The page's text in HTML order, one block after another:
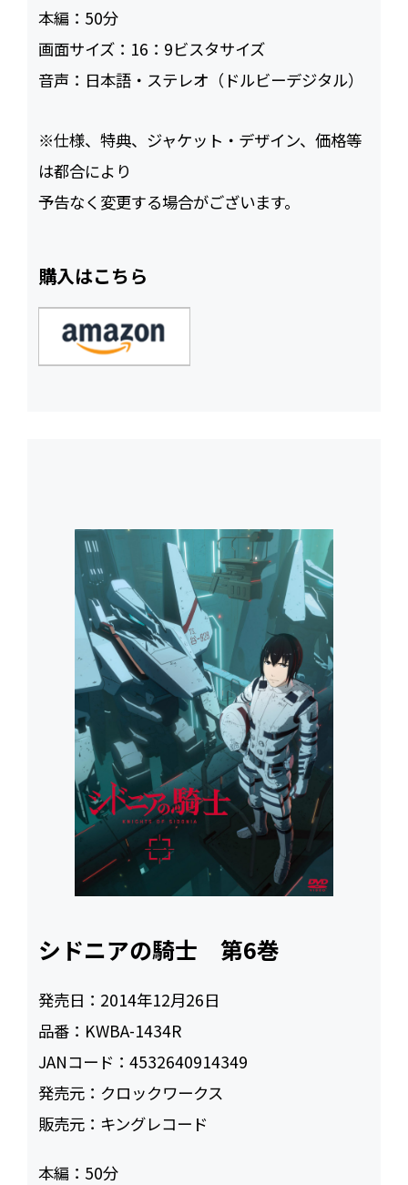
本編： 50
画面サイズ： 16：9ビスタサイズ
音声： 日本語・ステレオ（ドルビーデジタル）
※仕様、特典、ジャケット・デザイン、価格等
は都合により
予告なく変更する場合がございます。
購入はこちら
シドニアの騎士 第6巻
発売日： 2014年12月26日
品番： KWBA-1434R
JANコード：4532640914349
発売元： クロックワークス
販売元： キングレコード
本編： 50